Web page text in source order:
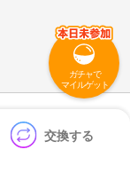
運営会社
ガチャで
マイルゲット
交換する